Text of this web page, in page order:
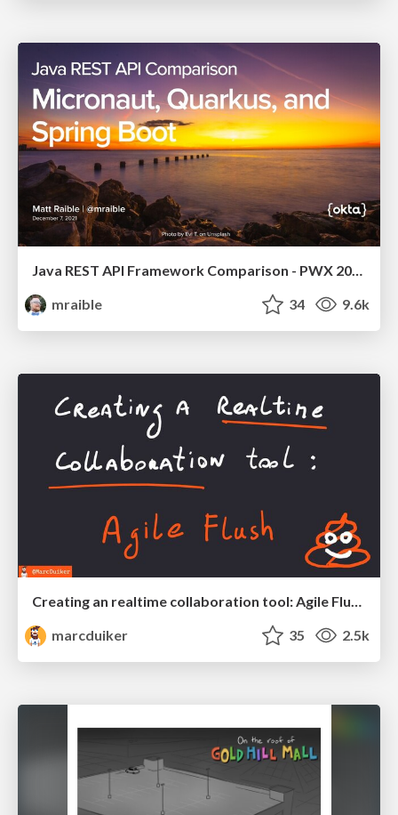
Java REST API Framework Comparison - PWX 2021
mraible
34 9.6k
Creating an realtime collaboration tool: Agile Flush - .NET Oxford
marcduiker
35 2.5k